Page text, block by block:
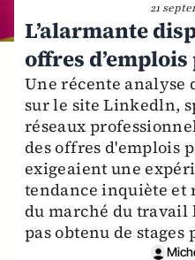
21
L’alarmante
offres
Une récente analyse
sur le site Linkedln,
réseaux
des offres d'emplois
exigeaient une
tendance inquiète et
du marché du travail
pas obtenu de